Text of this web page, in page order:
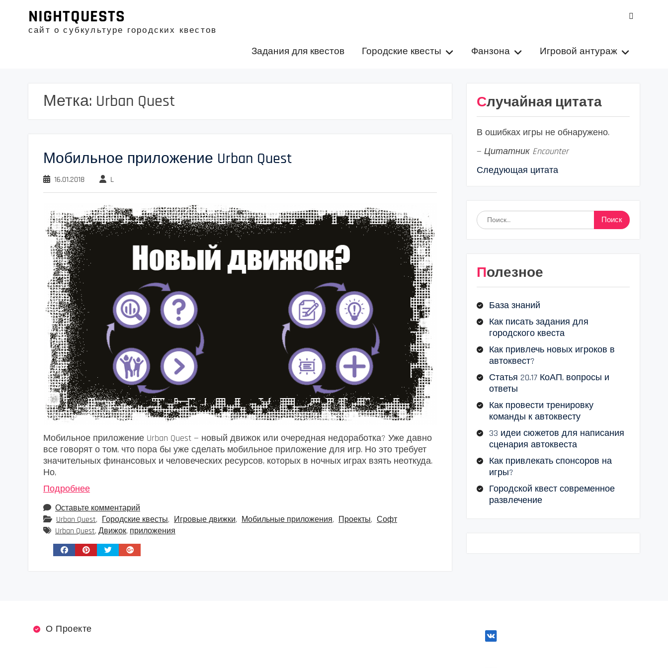
содержимому
NIGHTQUESTS
сайт о субкультуре городских квестов
Задания для квестов Городские квесты Фанзона Игровой антураж
Метка: Urban Quest
Мобильное приложение Urban Quest
16.01.2018 L
Мобильное приложение Urban Quest — новый движок или очередная недоработка? Уже давно
все говорят о том, что пора бы уже сделать мобильное приложение для игр. Но это требует
значительных финансовых и человеческих ресурсов, которых в ночных играх взять неоткуда.
Но,
Подробнее
Оставьте комментарий
Urban Quest, Городские квесты, Игровые движки, Мобильные приложения, Проекты, Софт
Urban Quest, Движок, приложения
Случайная цитата
В ошибках игры не обнаружено.
— Цитатник Encounter
Следующая цитата
Найти:
Полезное
База знаний
Как писать задания для
городского квеста
Как привлечь новых игроков в
автоквест?
Статья 20.17 КоАП, вопросы и
ответы
Как провести тренировку
команды к автоквесту
33 идеи сюжетов для написания
сценария автоквеста
Как привлекать спонсоров на
игры?
Городской квест современное
развлечение
О Проекте